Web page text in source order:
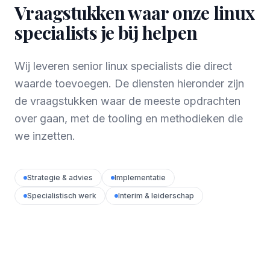
Vraagstukken waar onze linux
specialists je bij helpen
Wij leveren senior linux specialists die direct
waarde toevoegen. De diensten hieronder zijn
de vraagstukken waar de meeste opdrachten
over gaan, met de tooling en methodieken die
we inzetten.
Strategie & advies
Implementatie
Specialistisch werk
Interim & leiderschap